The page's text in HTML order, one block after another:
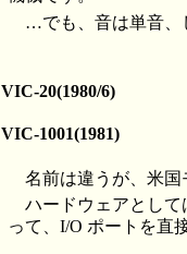
…でも、音は単音、
VIC-20(1980/6)
VIC-1001(1981)
名前は違うが、米国
ハードウェアとし
って、I/O ポートを直